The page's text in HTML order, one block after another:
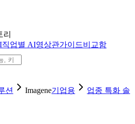
직업별 AI영상관가이드비교함
션 Imagene기업용
업종 특화 솔